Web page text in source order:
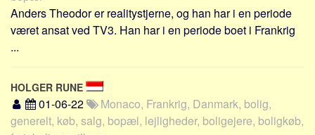
Anders Theodor er realitystjerne, og han har i en periode
været ansat ved TV3. Han har i en periode boet i Frankrig
...
HOLGER RUNE
01-06-22
Monaco, Frankrig, Danmark, bolig,
generelt, køb, salg, bopæl, lejligheder, boligejere, boligkøb,